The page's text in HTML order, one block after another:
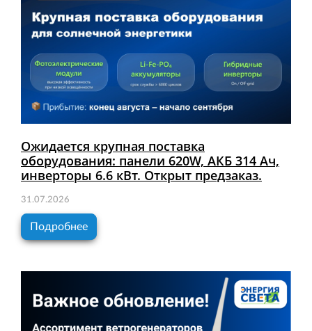
Ожидается крупная поставка
оборудования: панели 620W, АКБ 314 Ач,
инверторы 6.6 кВт. Открыт предзаказ.
31.07.2026
Подробнее